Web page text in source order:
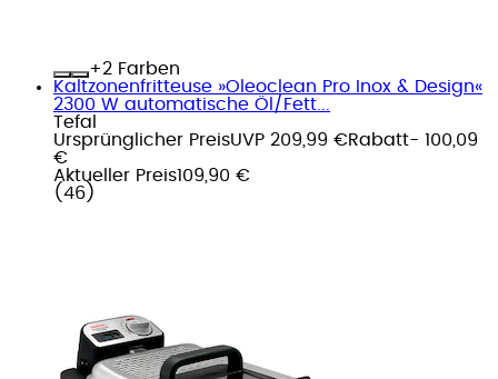
+
Farben
Kaltzonenfritteuse »Oleoclean Pro Inox & Design«
2300 W automatische Öl/Fett...
Tefal
Ursprünglicher PreisUVP 209,99 €Rabatt- 100,09
€
Aktueller Preis109,90 €
( 46 )